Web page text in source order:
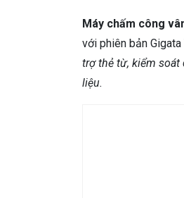
Máy chấm công
với phiên bản
trợ thẻ từ, kiểm soát
liệu.